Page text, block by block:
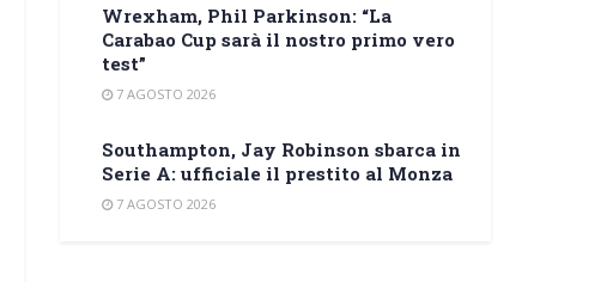
Wrexham, Phil Parkinson: “La
Carabao Cup sarà il nostro primo vero
test”
7 AGOSTO 2026
Southampton, Jay Robinson sbarca in
Serie A: ufficiale il prestito al Monza
7 AGOSTO 2026